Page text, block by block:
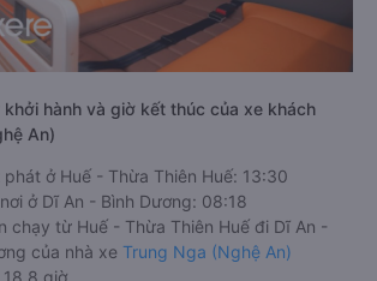
hành và giờ kết thúc của xe khách
An)
phát ở Huế - Thừa Thiên Huế: 13:30
ở Dĩ An - Bình Dương: 08:18
chạy từ Huế - Thừa Thiên Huế đi Dĩ An -
của nhà xe Trung Nga (Nghệ An)